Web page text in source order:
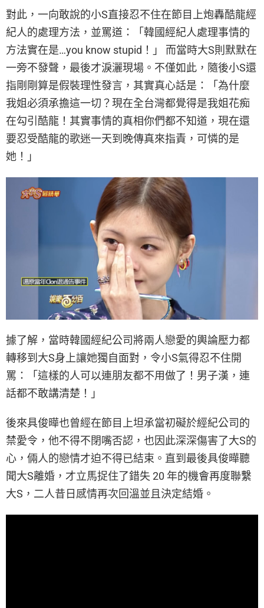
對此，一向敢說的小S直接忍不住在節目上炮轟酷龍經
紀人的處理方法，並罵道：「韓國經紀人處理事情的
方法實在是…you know stupid！」 而當時大S則默默在
一旁不發聲，最後才淚灑現場。不僅如此，隨後小S還
指剛剛算是假裝理性發言，其實真心話是：「為什麼
我姐必須承擔這一切？現在全台灣都覺得是我姐花痴
在勾引酷龍！其實事情的真相你們都不知道，現在還
要忍受酷龍的歌迷一天到晚傳真來指責，可憐的是
她！」
據了解，當時韓國經紀公司將兩人戀愛的輿論壓力都
轉移到大S身上讓她獨自面對，令小S氣得忍不住開
罵：「這樣的人可以連朋友都不用做了！男子漢，連
話都不敢講清楚！」
後來具俊曄也曾經在節目上坦承當初礙於經紀公司的
禁愛令，他不得不閉嘴否認，也因此深深傷害了大S的
心，倆人的戀情才迫不得已結束。直到最後具俊曄聽
聞大S離婚，才立馬捉住了錯失 20 年的機會再度聯繫
大S，二人昔日感情再次回溫並且決定結婚。